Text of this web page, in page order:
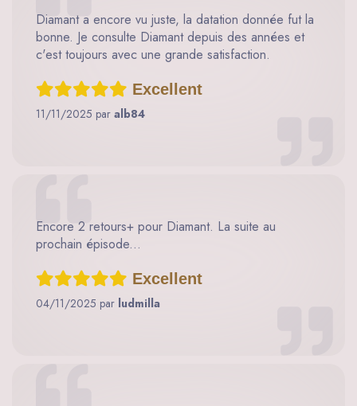
Diamant a encore vu juste, la datation donnée fut la
bonne. Je consulte Diamant depuis des années et
c'est toujours avec une grande satisfaction.
Excellent
11/11/2025 par alb84
Encore 2 retours+ pour Diamant. La suite au
prochain épisode...
Excellent
04/11/2025 par ludmilla